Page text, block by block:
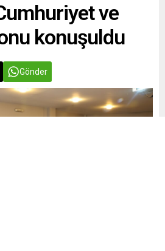
ve
konuşuldu
Gönder